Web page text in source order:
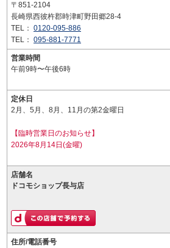
〒851-2104
長崎県西彼杵郡時津町野田郷28-4
TEL： 0120-095-886
TEL： 095-881-7771
営業時間
午前9時〜午後6時
定休日
2月、5月、8月、11月の第2金曜日
【臨時営業日のお知らせ】
2026年8月14日(金曜)
店舗名
ドコモショップ長与店
住所/電話番号